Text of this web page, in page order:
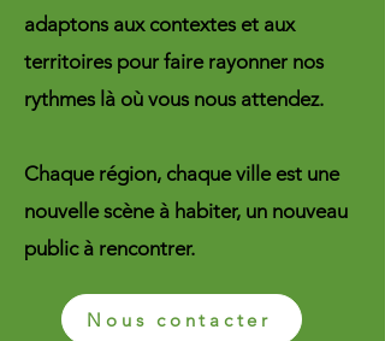
adaptons aux contextes et aux
territoires pour faire rayonner nos
rythmes là où vous nous attendez.
Chaque région, chaque ville est une
nouvelle scène à habiter, un nouveau
public à rencontrer.
Nous contacter